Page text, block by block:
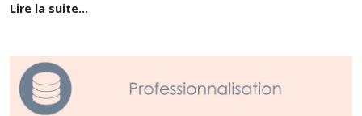
Lire la suite...